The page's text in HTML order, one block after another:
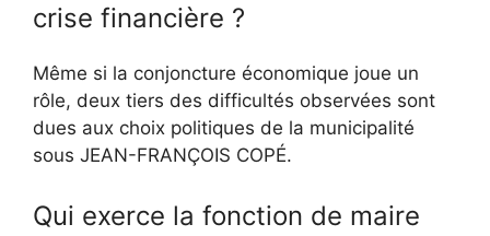
crise financière ?
Même si la conjoncture économique joue un
rôle, deux tiers des difficultés observées sont
dues aux choix politiques de la municipalité
sous JEAN-FRANÇOIS COPÉ.
Qui exerce la fonction de maire